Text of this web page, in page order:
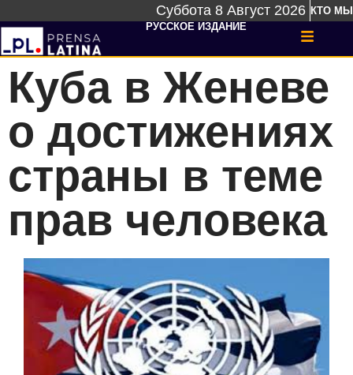
Суббота 8 Август 2026 КТО МЫ
РУССКОЕ ИЗДАНИЕ
Куба в Женеве
о достижениях
страны в теме
прав человека